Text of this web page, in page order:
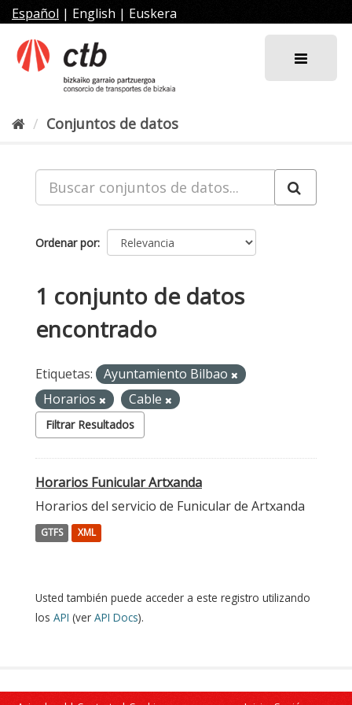
al
contenido
Español | English | Euskera
Conjuntos de datos
Ordenar por
1 conjunto de datos
encontrado
Etiquetas:
Ayuntamiento Bilbao
Horarios
Cable
Filtrar Resultados
Horarios Funicular Artxanda
Horarios del servicio de Funicular de Artxanda
GTFS XML
Usted también puede acceder a este registro utilizando
los API (ver API Docs).